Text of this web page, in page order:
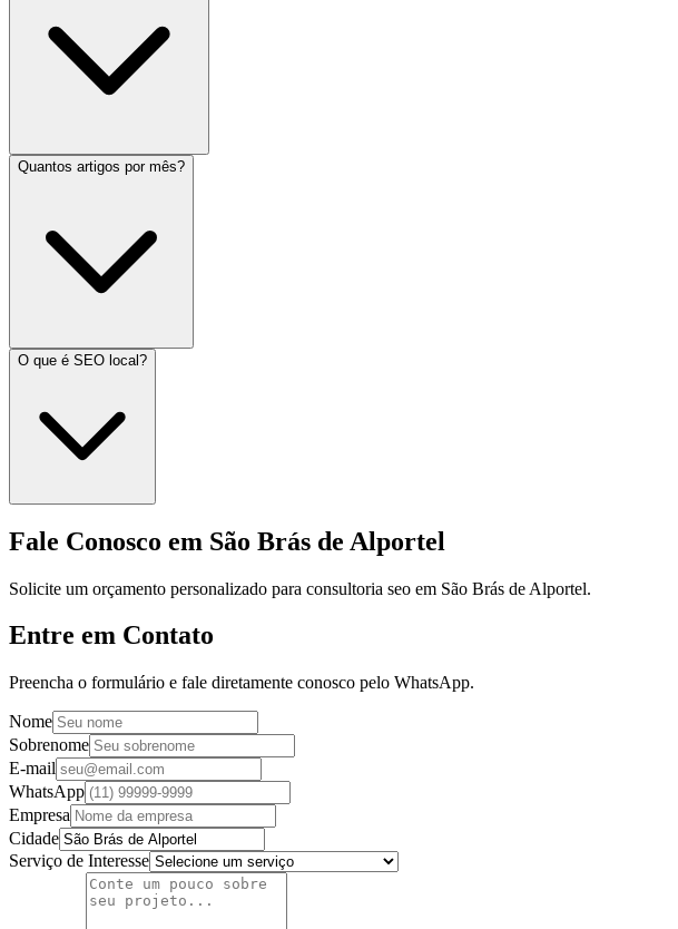
Quantos artigos por mês?
O que é SEO local?
Fale Conosco em São Brás de Alportel
Solicite um orçamento personalizado para consultoria seo em São Brás de Alportel.
Entre em Contato
Preencha o formulário e fale diretamente conosco pelo WhatsApp.
Nome
Sobrenome
E-mail
WhatsApp
Empresa
Cidade
Serviço de Interesse